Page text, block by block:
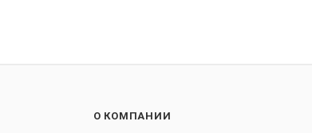
О КОМПАНИИ